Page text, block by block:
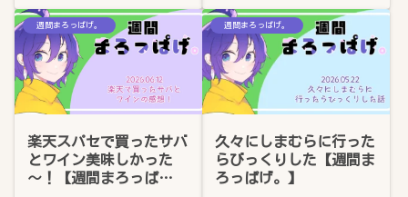
週間まろっぱげ。
楽天スパセで買ったサバ
とワイン美味しかった
～！【週間まろっぱ
週間まろっぱげ。
久々にしまむらに行った
らびっくりした【週間ま
ろっぱげ。】